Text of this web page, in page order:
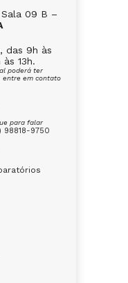
Sala 09 B –
das 9h às
13h.
poderá ter
entre em contato
para falar
98818-9750